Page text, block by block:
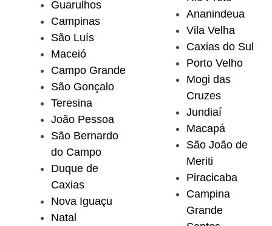
Guarulhos
Campinas
São Luís
Maceió
Campo Grande
São Gonçalo
Teresina
João Pessoa
São Bernardo
do Campo
Duque de
Caxias
Nova Iguaçu
Natal
Ananindeua
Vila Velha
Caxias do Sul
Porto Velho
Mogi das
Cruzes
Jundiaí
Macapá
São João de
Meriti
Piracicaba
Campina
Grande